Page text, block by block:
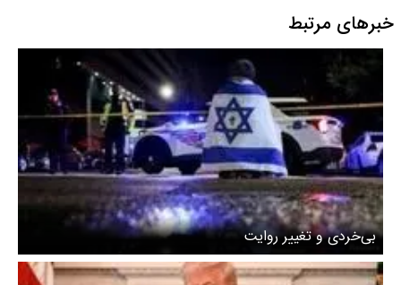
خبرهای مرتبط
بی‌خردی و تغییر روایت